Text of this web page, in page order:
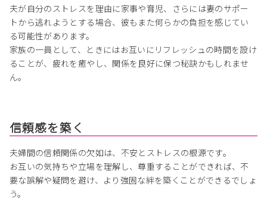
夫が自分のストレスを理由に家事や育児、さらには妻のサポー
トから逃れようとする場合、彼もまた何らかの負担を感じてい
る可能性があります。
家族の一員として、ときにはお互いにリフレッシュの時間を設け
ることが、疲れを癒やし、関係を良好に保つ秘訣かもしれませ
ん。
信頼感を築く
夫婦間の信頼関係の欠如は、不安とストレスの根源です。
お互いの気持ちや立場を理解し、尊重することができれば、不
要な誤解や疑問を避け、より強固な絆を築くことができるでしょ
う。